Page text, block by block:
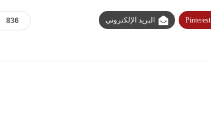
836 Pinterest البريد الإلكتروني